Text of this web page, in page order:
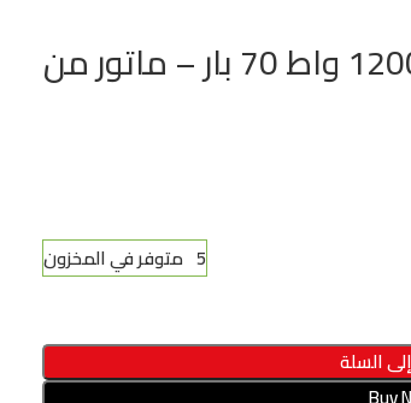
ماكنة غسيل ضغط عالي 1200 واط 70 بار – ماتور من
5 متوفر في المخزون
السلة